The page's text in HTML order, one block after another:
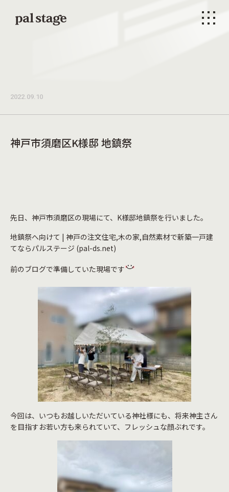
メニ
2022.09.10
神戸市須磨区K様邸 地鎮祭
先日、神戸市須磨区の現場にて、K様邸地鎮祭を行いました。
地鎮祭へ向けて | 神戸の注文住宅,木の家,自然素材で新築一戸建
てならパルステージ (pal-ds.net)
前のブログで準備していた現場です
今回は、いつもお越しいただいている神社様にも、将来神主さん
を目指すお若い方も来られていて、フレッシュな顔ぶれです。